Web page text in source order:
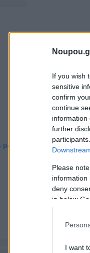
If you wish
sensitive
confirm
continue
information
further
Please
information
deny
in below
I want
on Instagram